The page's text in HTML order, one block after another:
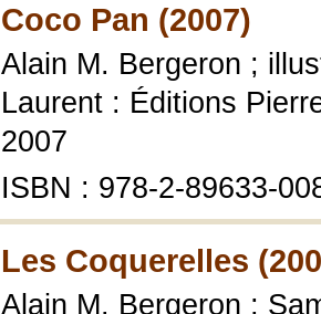
Coco Pan (2007)
Alain M. Bergeron ;
Laurent : Éditions
2007
ISBN : 978-2-89633-
Les Coquerelles
Alain M. Bergeron ;